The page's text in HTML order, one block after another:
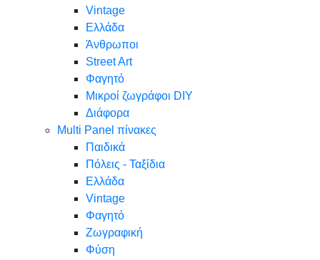
Vintage
Ελλάδα
Άνθρωποι
Street Art
Φαγητό
Μικροί ζωγράφοι DIY
Διάφορα
Multi Panel πίνακες
Παιδικά
Πόλεις - Ταξίδια
Ελλάδα
Vintage
Φαγητό
Ζωγραφική
Φύση